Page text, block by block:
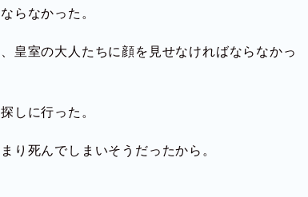
らなかった。
皇室の大人たちに顔を見せなければならなかっ
しに行った。
り死んでしまいそうだったから。